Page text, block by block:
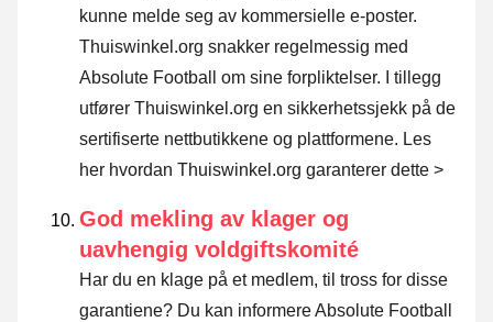
kunne melde seg av kommersielle e-poster.
Thuiswinkel.org snakker regelmessig med
Absolute Football om sine forpliktelser. I tillegg
utfører Thuiswinkel.org en sikkerhetssjekk på de
sertifiserte nettbutikkene og plattformene. Les
her hvordan Thuiswinkel.org garanterer dette >
God mekling av klager og
uavhengig voldgiftskomité
Har du en klage på et medlem, til tross for disse
garantiene? Du kan informere Absolute Football